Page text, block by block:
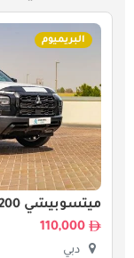
البريميوم
ميتسوبيشي L200
110,000
دبي